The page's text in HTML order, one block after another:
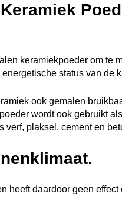
keramiekpoeder om te
status van de
ook gemalen
wordt ook gebruikt als
verf, plaksel, cement en
heeft daardoor geen effect